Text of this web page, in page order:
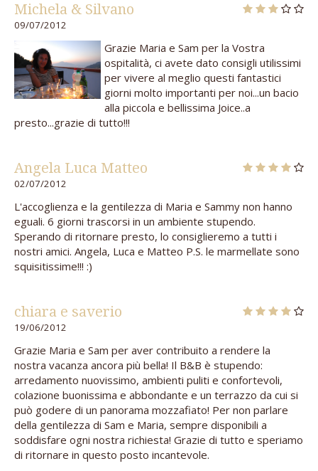
Michela & Silvano
09/07/2012
Grazie Maria e Sam per la Vostra
ospitalità, ci avete dato consigli utilissimi
per vivere al meglio questi fantastici
giorni molto importanti per noi...un bacio
alla piccola e bellissima Joice..a
presto...grazie di tutto!!!
Angela Luca Matteo
02/07/2012
L'accoglienza e la gentilezza di Maria e Sammy non hanno
eguali. 6 giorni trascorsi in un ambiente stupendo.
Sperando di ritornare presto, lo consiglieremo a tutti i
nostri amici. Angela, Luca e Matteo P.S. le marmellate sono
squisitissime!!! :)
chiara e saverio
19/06/2012
Grazie Maria e Sam per aver contribuito a rendere la
nostra vacanza ancora più bella! Il B&B è stupendo:
arredamento nuovissimo, ambienti puliti e confortevoli,
colazione buonissima e abbondante e un terrazzo da cui si
può godere di un panorama mozzafiato! Per non parlare
della gentilezza di Sam e Maria, sempre disponibili a
soddisfare ogni nostra richiesta! Grazie di tutto e speriamo
di ritornare in questo posto incantevole.